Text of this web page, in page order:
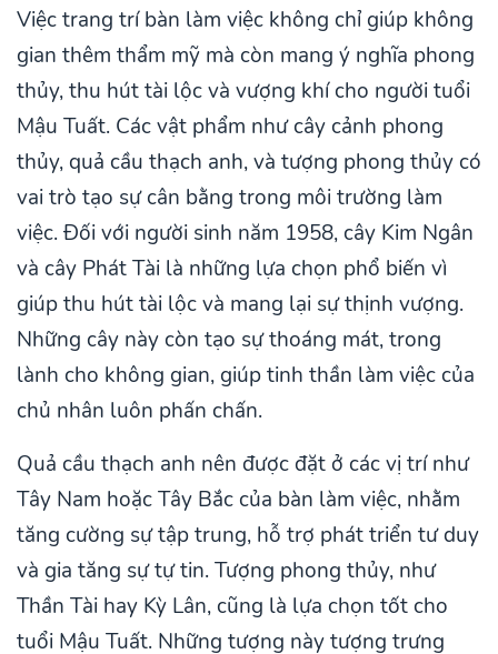
Việc trang trí bàn làm việc không chỉ giúp không
gian thêm thẩm mỹ mà còn mang ý nghĩa phong
thủy, thu hút tài lộc và vượng khí cho người tuổi
Mậu Tuất. Các vật phẩm như cây cảnh phong
thủy, quả cầu thạch anh, và tượng phong thủy có
vai trò tạo sự cân bằng trong môi trường làm
việc. Đối với người sinh năm 1958, cây Kim Ngân
và cây Phát Tài là những lựa chọn phổ biến vì
giúp thu hút tài lộc và mang lại sự thịnh vượng.
Những cây này còn tạo sự thoáng mát, trong
lành cho không gian, giúp tinh thần làm việc của
chủ nhân luôn phấn chấn.
Quả cầu thạch anh nên được đặt ở các vị trí như
Tây Nam hoặc Tây Bắc của bàn làm việc, nhằm
tăng cường sự tập trung, hỗ trợ phát triển tư duy
và gia tăng sự tự tin. Tượng phong thủy, như
Thần Tài hay Kỳ Lân, cũng là lựa chọn tốt cho
tuổi Mậu Tuất. Những tượng này tượng trưng